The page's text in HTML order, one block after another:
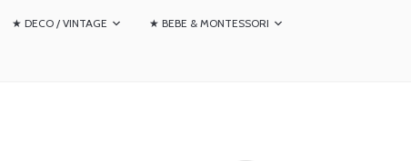
★ DECO / VINTAGE ★ BEBE & MONTESSORI